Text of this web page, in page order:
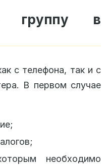
группу в
с телефона, так и с
В первом случае
необходимо